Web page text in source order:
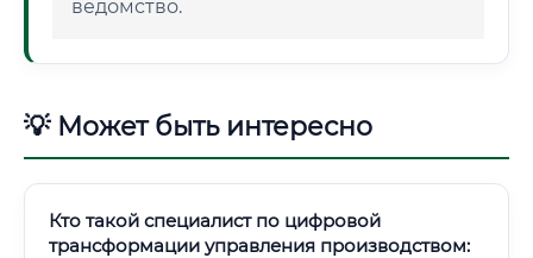
ведомство.
💡 Может быть интересно
Кто такой специалист по цифровой
трансформации управления производством: